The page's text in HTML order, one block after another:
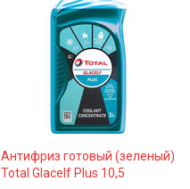
Антифриз готовый (зеленый)
Total Glacelf Plus 10,5